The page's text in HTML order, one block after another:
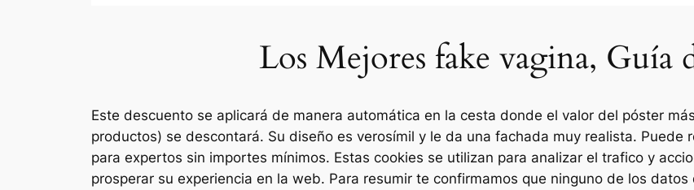
Los Mejores fake vagina, Guía
Este descuento se aplicará de manera automática en la cesta donde el valor del póster
productos) se descontará. Su diseño es verosímil y le da una fachada muy realista.
para expertos sin importes mínimos. Estas cookies se utilizan para analizar el trafico y
prosperar su experiencia en la web. Para resumir te confirmamos que ninguno de los